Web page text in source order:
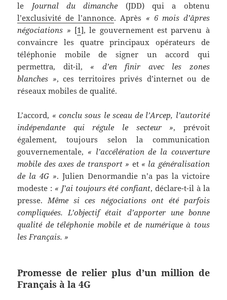
le Journal du dimanche (JDD) qui a obtenu
l’exclusivité de l’annonce. Après « 6 mois d’âpres
négociations » [1], le gouvernement est parvenu à
convaincre les quatre principaux opérateurs de
téléphonie mobile de signer un accord qui
permettra, dit-il, « d’en finir avec les zones
blanches », ces territoires privés d’internet ou de
réseaux mobiles de qualité.
L’accord, « conclu sous le sceau de l’Arcep, l’autorité
indépendante qui régule le secteur », prévoit
également, toujours selon la communication
gouvernementale, « l’accélération de la couverture
mobile des axes de transport » et « la généralisation
de la 4G ». Julien Denormandie n’a pas la victoire
modeste : « J’ai toujours été confiant, déclare-t-il à la
presse.Même si ces négociations ont été parfois
compliquées. L’objectif était d’apporter une bonne
qualité de téléphonie mobile et de numérique à tous
les Français. »
Promesse de relier plus d’un million de
Français à la 4G